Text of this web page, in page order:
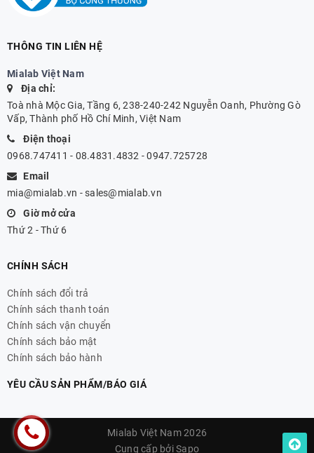
THÔNG TIN LIÊN HỆ
Mialab Việt Nam
Địa chỉ:
Toà nhà Mộc Gia, Tầng 6, 238-240-242 Nguyễn Oanh, Phường Gò
Vấp, Thành phố Hồ Chí Minh, Việt Nam
Điện thoại
0968.747411 - 08.4831.4832 - 0947.725728
Email
mia@mialab.vn -sales@mialab.vn
Giờ mở cửa
Thứ 2 - Thứ 6
CHÍNH SÁCH
Chính sách đổi trả
Chính sách thanh toán
Chính sách vận chuyển
Chính sách bảo mật
Chính sách bảo hành
YÊU CẦU SẢN PHẨM/BÁO GIÁ
Mialab Việt Nam 2026
Cung cấp bởiSapo